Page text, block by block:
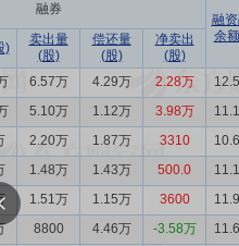
融券
融
余
)
卖出量
(股)
偿还量
(股)
净卖出
(股)
6.57万 4.29万 2.28万
5.10万 1.12万 3.98万
2.20万 1.87万 3310
1.48万 1.43万 500.0
1.51万 1.15万 3600
8800 4.46万 -3.58万